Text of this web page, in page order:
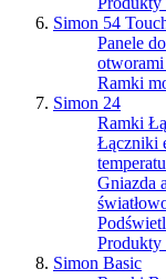
Simon 54
Panele
otworami
Ramki
Simon 24
Ramki
Łączniki
Gniazda
Produkty
Simon Basic